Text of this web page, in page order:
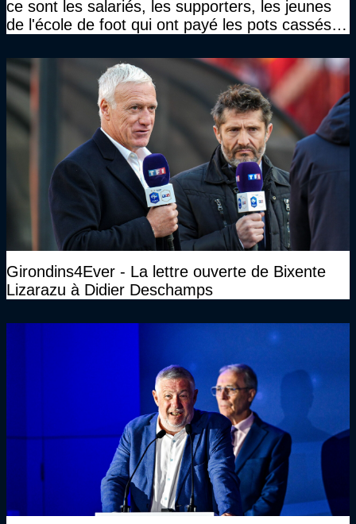
ce sont les salariés, les supporters, les jeunes
de l'école de foot qui ont payé les pots cassés
Girondins4Ever - La lettre ouverte de Bixente
Lizarazu à Didier Deschamps